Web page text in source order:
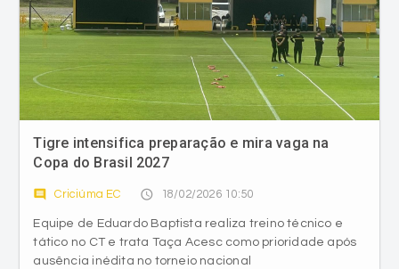
Tigre intensifica preparação e mira vaga na
Copa do Brasil 2027
comment Criciúma EC access_time 18/02/2026 10:50
Equipe de Eduardo Baptista realiza treino técnico e
tático no CT e trata Taça Acesc como prioridade após
ausência inédita no torneio nacional